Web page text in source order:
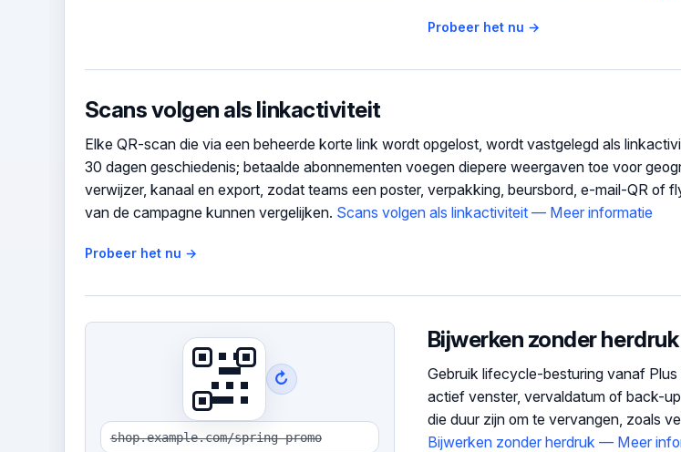
Probeer het nu →
Scans volgen als linkactiviteit
Elke QR-scan die via een beheerde korte link wordt opgelost, wordt vastgelegd als
30 dagen geschiedenis; betaalde abonnementen voegen diepere weergaven toe voor
verwijzer, kanaal en export, zodat teams een poster, verpakking, beursbord, e-mail-QR of
van de campagne kunnen vergelijken. Scans volgen als linkactiviteit — Meer informatie
Probeer het nu →
↻
shop.example.com/spring-promo
Bijwerken zonder herdruk
Gebruik lifecycle-besturing vanaf
actief venster, vervaldatum of back-
die duur zijn om te vervangen, zoals
Bijwerken zonder herdruk — Meer